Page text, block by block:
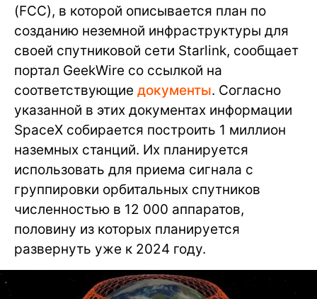
(FCC), в которой описывается план по
созданию неземной инфраструктуры для
своей спутниковой сети Starlink, сообщает
портал GeekWire со ссылкой на
соответствующие документы. Согласно
указанной в этих документах информации
SpaceX собирается построить 1 миллион
наземных станций. Их планируется
использовать для приема сигнала с
группировки орбитальных спутников
численностью в 12 000 аппаратов,
половину из которых планируется
развернуть уже к 2024 году.